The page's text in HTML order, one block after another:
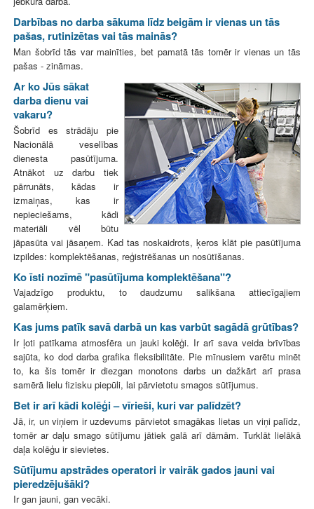
Darbības no darba sākuma līdz beigām ir vienas un tās
pašas, rutinizētas vai tās mainās?
Man šobrīd tās var mainīties, bet pamatā tās tomēr ir vienas un tās
pašas - zināmas.
Ar ko Jūs sākat
darba dienu vai
vakaru?
Šobrīd es strādāju pie
Nacionālā veselības
dienesta pasūtījuma.
Atnākot uz darbu tiek
pārrunāts, kādas ir
izmaiņas, kas ir
nepieciešams, kādi
materiāli vēl būtu
jāpasūta vai jāsaņem. Kad tas noskaidrots, ķeros klāt pie pasūtījuma
izpildes: komplektēšanas, reģistrēšanas un nosūtīšanas.
Ko īsti nozīmē "pasūtījuma komplektēšana"?
Vajadzīgo produktu, to daudzumu salikšana attiecīgajiem
galamērķiem.
Kas jums patīk savā darbā un kas varbūt sagādā grūtības?
Ir ļoti patīkama atmosfēra un jauki kolēģi. Ir arī sava veida brīvības
sajūta, ko dod darba grafika fleksibilitāte. Pie mīnusiem varētu minēt
to, ka šis tomēr ir diezgan monotons darbs un dažkārt arī prasa
samērā lielu fizisku piepūli, lai pārvietotu smagos sūtījumus.
Bet ir arī kādi kolēģi – vīrieši, kuri var palīdzēt?
Jā, ir, un viņiem ir uzdevums pārvietot smagākas lietas un viņi palīdz,
tomēr ar daļu smago sūtījumu jātiek galā arī dāmām. Turklāt lielākā
daļa kolēģu ir sievietes.
Sūtījumu apstrādes operatori ir vairāk gados jauni vai
pieredzējušāki?
Ir gan jauni, gan vecāki.